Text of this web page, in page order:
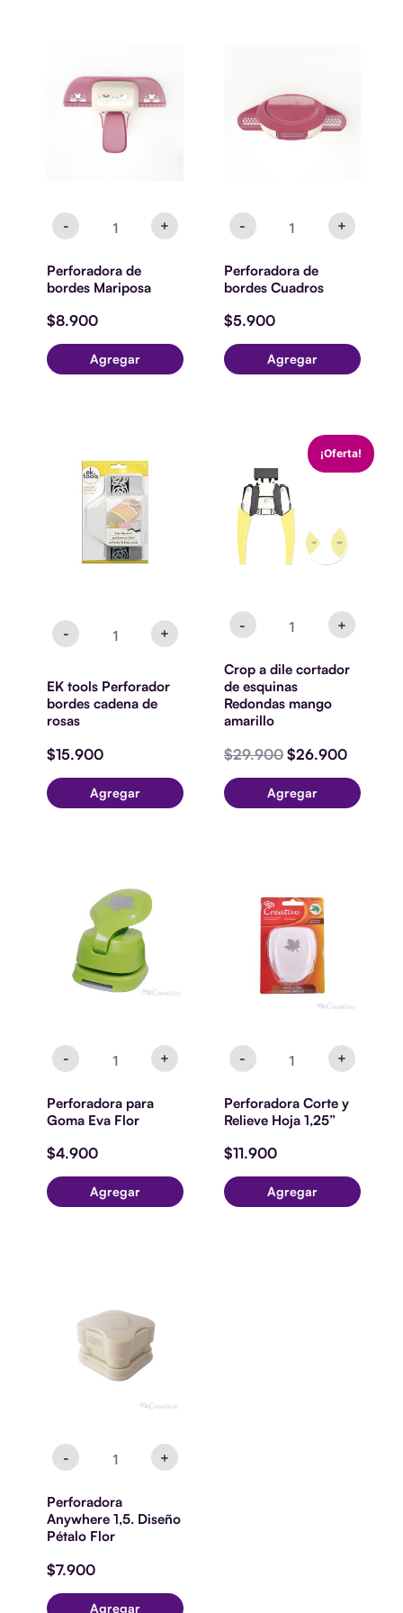
-
bordes
Mariposa
cantidad
+
Perforadora de
bordes Mariposa
$8.900
Agregar
-
Cuadros
cantidad
+
Perforadora de
bordes Cuadros
$5.900
Agregar
-
tools
Perforador
bordes
cadena
de
rosas
cantidad
+
EK tools Perforador
bordes cadena de
rosas
$15.900
Agregar
¡Oferta!
-
dile
cortador
de
esquinas
Redondas
mango
amarillo
+
Crop a dile cortador
de esquinas
Redondas mango
amarillo
$29.900
precio
era:
$29.900.
$26.900
precio
Agregar
-
para
Goma
Eva
Flor
cantidad
+
Perforadora para
Goma Eva Flor
$4.900
Agregar
-
y
Relieve
Hoja
1,25''
cantidad
+
Perforadora Corte y
Relieve Hoja 1,25”
$11.900
Agregar
-
1,5.
Diseño
Pétalo
Flor
cantidad
+
Perforadora
Anywhere 1,5. Diseño
Pétalo Flor
$7.900
Agregar